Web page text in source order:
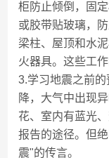
柜防止倾倒，固
或胶带贴玻璃，
梁柱、屋顶和水
火器具。这些工
3.学习地震之前
降，大气中出现
花、室内有蓝光
报告的途径。但
震"的传言。